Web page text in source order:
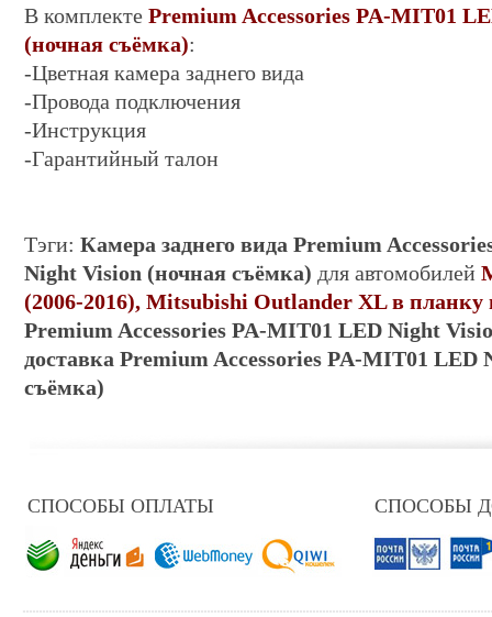
В комплекте Premium Accessories PA-MIT01
(ночная съёмка):
-Цветная камера заднего вида
-Провода подключения
-Инструкция
-Гарантийный талон
Тэги: Камера заднего вида Premium
Night Vision (ночная съёмка) для автомобилей
(2006-2016), Mitsubishi Outlander XL в
Premium Accessories PA-MIT01 LED Night
доставка Premium Accessories PA-MIT01 LED
съёмка)
СПОСОБЫ ОПЛАТЫ СПОСОБЫ